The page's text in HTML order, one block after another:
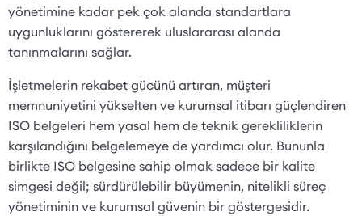
yönetimine kadar pek çok alanda standartlara
uygunluklarını göstererek uluslararası alanda
tanınmalarını sağlar.
İşletmelerin rekabet gücünü artıran, müşteri
memnuniyetini yükselten ve kurumsal itibarı güçlendiren
ISO belgeleri hem yasal hem de teknik gerekliliklerin
karşılandığını belgelemeye de yardımcı olur. Bununla
birlikte ISO belgesine sahip olmak sadece bir kalite
simgesi değil; sürdürülebilir büyümenin, nitelikli süreç
yönetiminin ve kurumsal güvenin bir göstergesidir.